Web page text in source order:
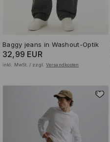
Baggy jeans in Washout-Optik
32,99 EUR
inkl. MwSt. / zzgl. Versandkosten